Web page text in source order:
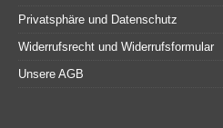
Privatsphäre und Datenschutz
Widerrufsrecht und Widerrufsformular
Unsere AGB